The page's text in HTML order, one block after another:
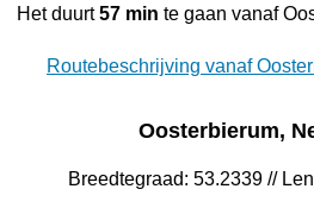
Het duurt57 min te gaan vanaf
Routebeschrijving vanaf
Oosterbierum,
Breedtegraad: 53.2339 //